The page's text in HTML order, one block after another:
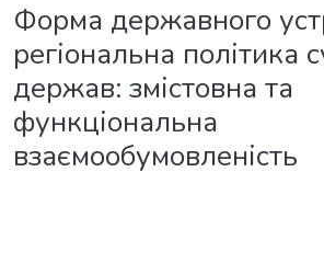
Форма державного
регіональна політика
держав: змістовна та
функціональна
взаємообумовленість